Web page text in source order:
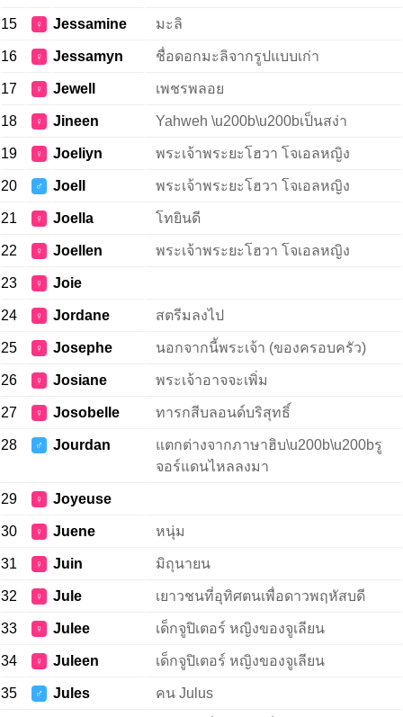
15 ♀ Jessamine มะลิ
16 ♀ Jessamyn ชื่อดอกมะลิจากรูปแบบเก่า
17 ♀ Jewell เพชรพลอย
18 ♀ Jineen Yahweh \u200b\u200bเป็นสง่า
19 ♀ Joeliyn พระเจ้าพระยะโฮวา โจเอลหญิง
20 ♂ Joell พระเจ้าพระยะโฮวา โจเอลหญิง
21 ♀ Joella โทยินดี
22 ♀ Joellen พระเจ้าพระยะโฮวา โจเอลหญิง
23 ♀ Joie
24 ♀ Jordane สตรีมลงไป
25 ♀ Josephe นอกจากนี้พระเจ้า (ของครอบครัว)
26 ♀ Josiane พระเจ้าอาจจะเพิ่ม
27 ♀ Josobelle ทารกสีบลอนด์บริสุทธิ์
28 ♂ Jourdan
แตกต่างจากภาษาฮิบ\u200b\u200bรู
จอร์แดนไหลลงมา
29 ♀ Joyeuse
30 ♀ Juene หนุ่ม
31 ♀ Juin มิถุนายน
32 ♀ Jule เยาวชนที่อุทิศตนเพื่อดาวพฤหัสบดี
33 ♀ Julee เด็กจูปิเตอร์ หญิงของจูเลียน
34 ♀ Juleen เด็กจูปิเตอร์ หญิงของจูเลียน
35 ♂ Jules คน Julus